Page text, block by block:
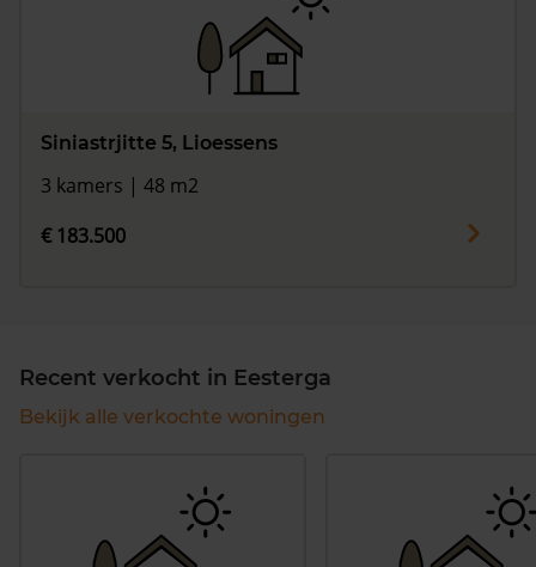
Siniastrjitte 5, Lioessens
3 kamers | 48 m2
€ 183.500
Recent verkocht in Eesterga
Bekijk alle verkochte woningen